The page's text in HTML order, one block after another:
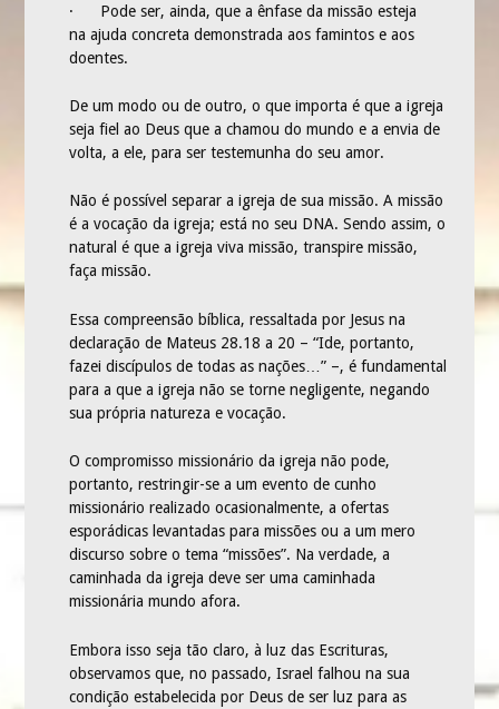
OUTROS
CONGREGAÇÕES
CONGREGAÇÃO MANANCIAL
· Pode ser, ainda, que a ênfase da missão esteja
na ajuda concreta demonstrada aos famintos e aos
doentes.
De um modo ou de outro, o que importa é que a igreja
seja fiel ao Deus que a chamou do mundo e a envia de
volta, a ele, para ser testemunha do seu amor.
Não é possível separar a igreja de sua missão. A missão
é a vocação da igreja; está no seu DNA. Sendo assim, o
natural é que a igreja viva missão, transpire missão,
faça missão.
Essa compreensão bíblica, ressaltada por Jesus na
declaração de Mateus 28.18 a 20 – “Ide, portanto,
fazei discípulos de todas as nações…” –, é fundamental
para a que a igreja não se torne negligente, negando
sua própria natureza e vocação.
O compromisso missionário da igreja não pode,
portanto, restringir-se a um evento de cunho
missionário realizado ocasionalmente, a ofertas
esporádicas levantadas para missões ou a um mero
discurso sobre o tema “missões”. Na verdade, a
caminhada da igreja deve ser uma caminhada
missionária mundo afora.
Embora isso seja tão claro, à luz das Escrituras,
observamos que, no passado, Israel falhou na sua
condição estabelecida por Deus de ser luz para as